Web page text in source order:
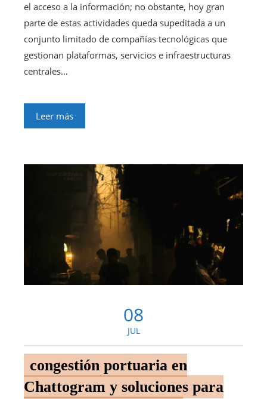
el acceso a la información; no obstante, hoy gran
parte de estas actividades queda supeditada a un
conjunto limitado de compañías tecnológicas que
gestionan plataformas, servicios e infraestructuras
centrales…
Leer más
08
JUL
congestión portuaria en
Chattogram y soluciones para